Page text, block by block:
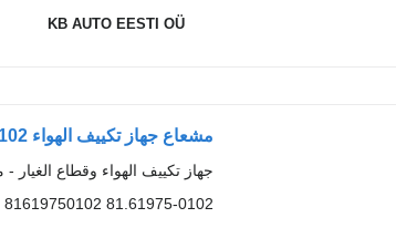
KB AUTO EESTI OÜ
مشعاع جهاز تكييف الهواء MAN 81.61975-0102 لـ الشاحنات MAN TGA
جهاز تكييف الهواء وقطاع الغيار
81.61975-0102 81619750102